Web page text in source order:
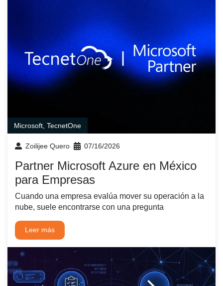
Microsoft TecnetOne
Zoilijee Quero 07/16/2026
Partner Microsoft Azure en México
para Empresas
Cuando una empresa evalúa mover su operación a la
nube, suele encontrarse con una pregunta
Leer más